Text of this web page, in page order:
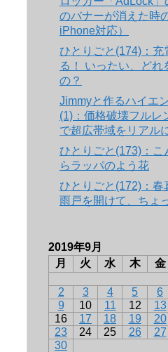
のバナーが消えた時
iPhone対応）
ひとりごと(174)：
る！ いったい、どれ
の？
Jimmyと作るハイエ
(1)：価格破壊フルレ
で超広帯域をリアル
ひとりごと(173)：
らラッパのよう花
ひとりごと(172)：春
雨戸を開けて、ちょ
2019年9月
月
火 水 木 金
2
3 4 5 6
9
10 11 12 13
16
17 18 19 20
23
24 25 26 27
30